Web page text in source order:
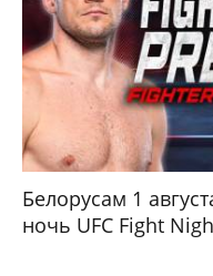
Белорусам 1
ночь UFC Fight